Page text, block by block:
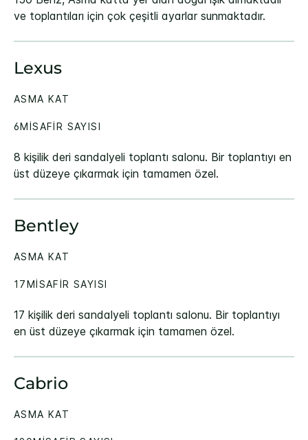
ve toplantıları için çok çeşitli ayarlar sunmaktadır.
Lexus
8 kişilik deri sandalyeli toplantı salonu. Bir toplantıyı en
üst düzeye çıkarmak için tamamen özel.
ASMA KAT
6MISAFIR SAYISI
Bentley
17 kişilik deri sandalyeli toplantı salonu. Bir toplantıyı
en üst düzeye çıkarmak için tamamen özel.
ASMA KAT
17MISAFIR SAYISI
Cabrio
ASMA KAT